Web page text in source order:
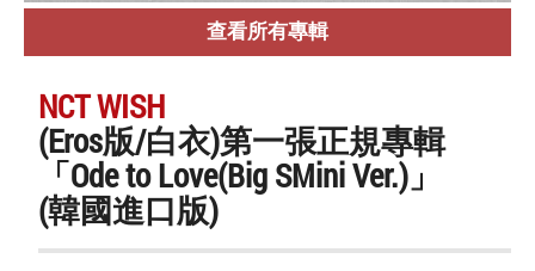
查看所有專輯
NCT WISH
(Eros版/白衣)第一張正規專輯
「Ode to Love(Big SMini Ver.)」
(韓國進口版)